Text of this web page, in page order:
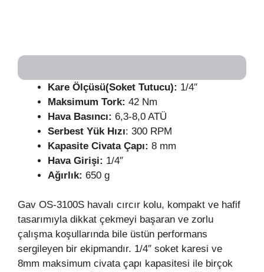
Kare Ölçüsü(Soket Tutucu): 1/4″
Maksimum Tork: 42 Nm
Hava Basıncı: 6,3-8,0 ATÜ
Serbest Yük Hızı: 300 RPM
Kapasite Civata Çapı: 8 mm
Hava Girişi: 1/4″
Ağırlık: 650 g
Gav OS-3100S havalı cırcır kolu, kompakt ve hafif
tasarımıyla dikkat çekmeyi başaran ve zorlu
çalışma koşullarında bile üstün performans
sergileyen bir ekipmandır. 1/4″ soket karesi ve
8mm maksimum civata çapı kapasitesi ile birçok